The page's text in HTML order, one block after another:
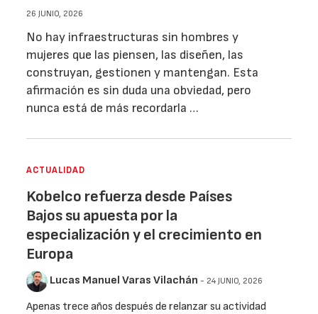
26 JUNIO, 2026
No hay infraestructuras sin hombres y
mujeres que las piensen, las diseñen, las
construyan, gestionen y mantengan. Esta
afirmación es sin duda una obviedad, pero
nunca está de más recordarla …
ACTUALIDAD
Kobelco refuerza desde Países
Bajos su apuesta por la
especialización y el crecimiento en
Europa
Lucas Manuel Varas Vilachán - 24 JUNIO, 2026
Apenas trece años después de relanzar su actividad